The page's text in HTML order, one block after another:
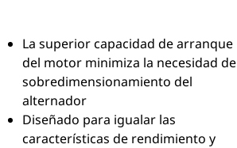
La superior capacidad de arranque
del motor minimiza la necesidad de
sobredimensionamiento del
alternador
Diseñado para igualar las
características de rendimiento y